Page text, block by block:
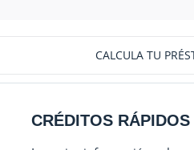
CALCULA TU
CRÉDITOS RÁPIDOS